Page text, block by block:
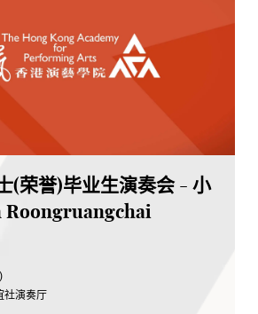
(荣誉)毕业生演奏会 - 小
Roongruangchai
社演奏厅